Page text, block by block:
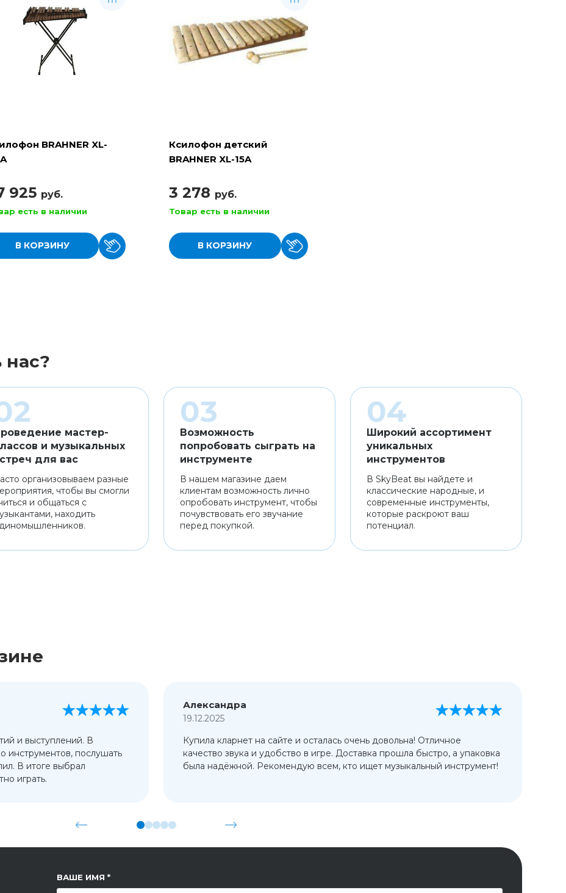
BRAHNER XL-
925 руб.
есть в наличии
В КОРЗИНУ
Ксилофон детский
BRAHNER XL-15A
3 278 руб.
Товар есть в наличии
В КОРЗИНУ
нас?
мастер-
и музыкальных
для вас
организовываем разные
чтобы вы смогли
и общаться с
находить
Возможность
попробовать сыграть на
инструменте
В нашем магазине даем
клиентам возможность лично
опробовать инструмент, чтобы
почувствовать его звучание
перед покупкой.
Широкий ассортимент
уникальных
инструментов
В SkyBeat вы найдете и
классические народные, и
современные инструменты,
которые раскроют ваш
потенциал.
и выступлений. В
инструментов, послушать
В итоге выбрал
играть.
Александра
19.12.2025
Купила кларнет на сайте и осталась очень довольна! Отличное
качество звука и удобство в игре. Доставка прошла быстро, а упаковка
была надёжной. Рекомендую всем, кто ищет музыкальный инструмент!
ВАШЕ ИМЯ
ССЫЛКА НА СТРАНИЦУ